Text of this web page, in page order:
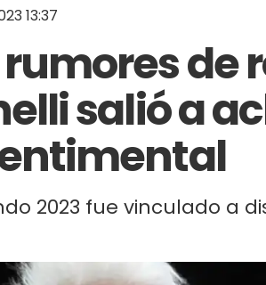
13:37
de
salió a
2023 fue vinculado a